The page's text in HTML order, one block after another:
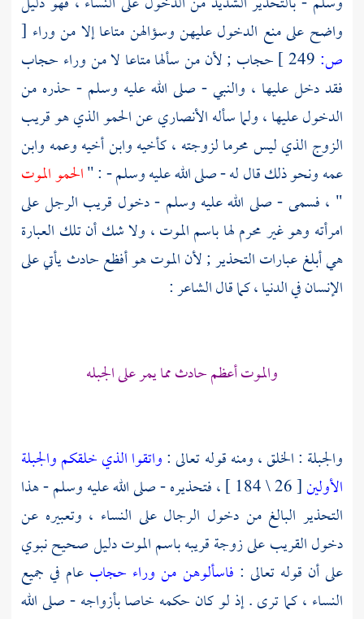
واضح على منع الدخول عليهن وسؤالهن متاعا إلا من وراء [
ص:
حجاب ; لأن من سألها متاعا لا من وراء حجاب
فقد دخل عليها ، والنبي - صلى الله عليه وسلم - حذره من
الدخول عليها ، ولما سأله الأنصاري عن الحمو الذي هو قريب
الزوج الذي ليس محرما لزوجته ، كأخيه وابن أخيه وعمه وابن
عمه ونحو ذلك قال له - صلى الله عليه وسلم - : "الحمو الموت
" ، فسمى - صلى الله عليه وسلم - دخول قريب الرجل على
امرأته وهو غير محرم لها باسم الموت ، ولا شك أن تلك العبارة
هي أبلغ عبارات التحذير ; لأن الموت هو أفظع حادث يأتي على
الإنسان في الدنيا ، كما قال الشاعر :
والموت أعظم حادث مما يمر على الجبله
والجبلة : الخلق ، ومنه قوله تعالى :واتقوا الذي خلقكم والجبلة
الأولين
[ 26 \ 184 ] ، فتحذيره - صلى الله عليه وسلم - هذا
التحذير البالغ من دخول الرجال على النساء ، وتعبيره عن
دخول القريب على زوجة قريبه باسم الموت دليل صحيح نبوي
على أن قوله تعالى : فاسألوهن من وراء حجاب عام في جميع
النساء ، كما ترى . إذ لو كان حكمه خاصا بأزواجه - صلى الله